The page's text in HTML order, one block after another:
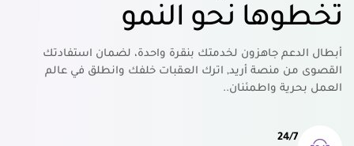
تخطوها نحو النمو
أبطال الدعم جاهزون لخدمتك بنقرة واحدة، لضمان استفادتك
القصوى من منصة أريد, اترك العقبات خلفك وانطلق في عالم
العمل بحرية واطمئنان..
24/7